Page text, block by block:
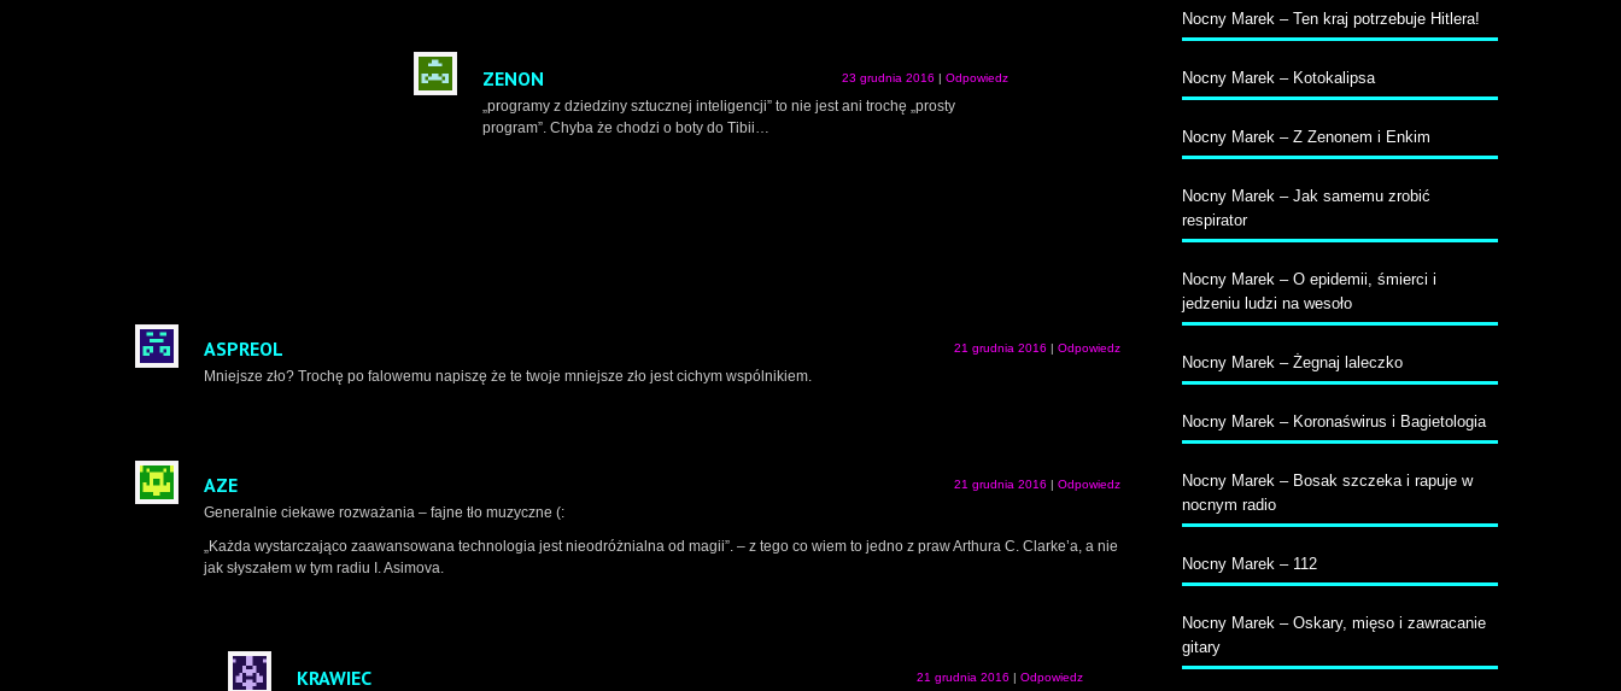
ZENON 23 grudnia 2016 | Odpowiedz
„programy z dziedziny sztucznej inteligencji” to nie jest ani trochę „prosty
program”. Chyba że chodzi o boty do Tibii…
ASPREOL 21 grudnia 2016 | Odpowiedz
Mniejsze zło? Trochę po falowemu napiszę że te twoje mniejsze zło jest cichym wspólnikiem.
AZE 21 grudnia 2016 | Odpowiedz
Generalnie ciekawe rozważania – fajne tło muzyczne (:
„Każda wystarczająco zaawansowana technologia jest nieodróżnialna od magii”. – z tego co wiem to jedno z praw Arthura C. Clarke’a, a nie
jak słyszałem w tym radiu I. Asimova.
KRAWIEC 21 grudnia 2016 | Odpowiedz
Nocny Marek – Ten kraj potrzebuje Hitlera!
Nocny Marek – Kotokalipsa
Nocny Marek – Z Zenonem i Enkim
Nocny Marek – Jak samemu zrobić
respirator
Nocny Marek – O epidemii, śmierci i
jedzeniu ludzi na wesoło
Nocny Marek – Żegnaj laleczko
Nocny Marek – Koronaświrus i Bagietologia
Nocny Marek – Bosak szczeka i rapuje w
nocnym radio
Nocny Marek – 112
Nocny Marek – Oskary, mięso i zawracanie
gitary